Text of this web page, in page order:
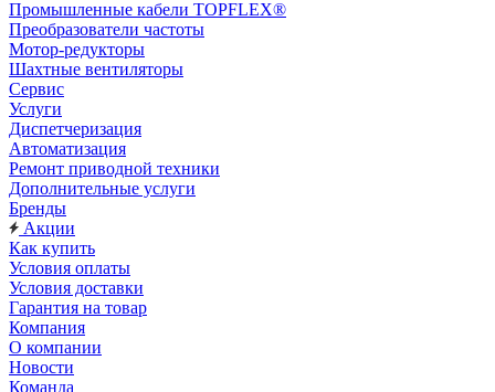
Промышленные кабели TOPFLEX®
Преобразователи частоты
Мотор-редукторы
Шахтные вентиляторы
Сервис
Услуги
Диспетчеризация
Автоматизация
Ремонт приводной техники
Дополнительные услуги
Бренды
Акции
Как купить
Условия оплаты
Условия доставки
Гарантия на товар
Компания
О компании
Новости
Команда